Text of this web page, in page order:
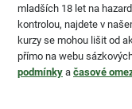
mladších 18 let na
kontrolou, najdete v
kurzy se mohou lišit od
přímo na webu
podmínky a časové